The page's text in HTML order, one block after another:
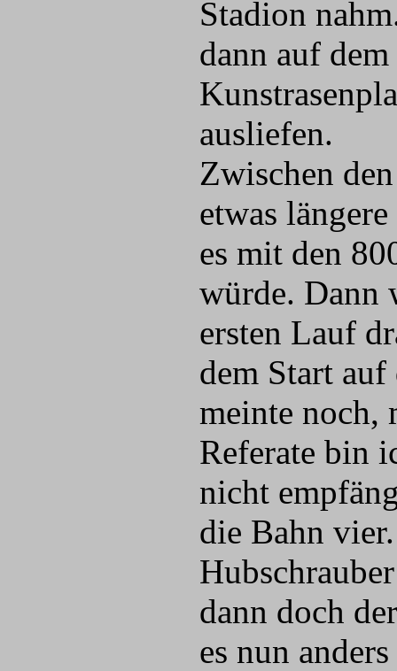
Stadion
dann auf
ausliefen.
Zwischen
etwas
es mit den
würde. Dann
ersten Lauf
dem Start
meinte noch,
Referate bin
nicht
die Bahn
dann doch
es nun